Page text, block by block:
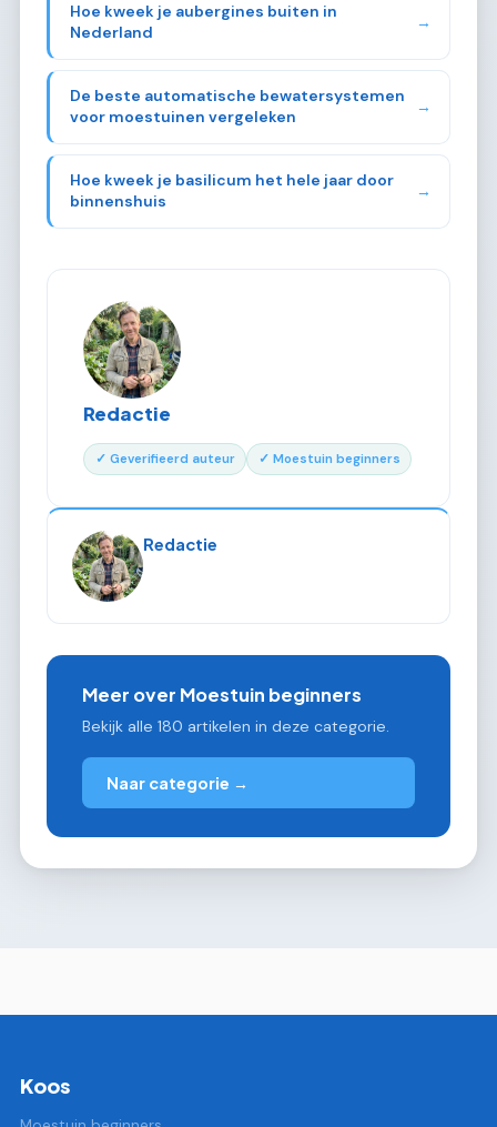
Hoe kweek je aubergines buiten in
Nederland
→
De beste automatische bewatersystemen
voor moestuinen vergeleken
→
Hoe kweek je basilicum het hele jaar door
binnenshuis
→
Redactie
✓ Geverifieerd auteur ✓ Moestuin beginners
Redactie
Meer over Moestuin beginners
Bekijk alle 180 artikelen in deze categorie.
Naar categorie →
Koos